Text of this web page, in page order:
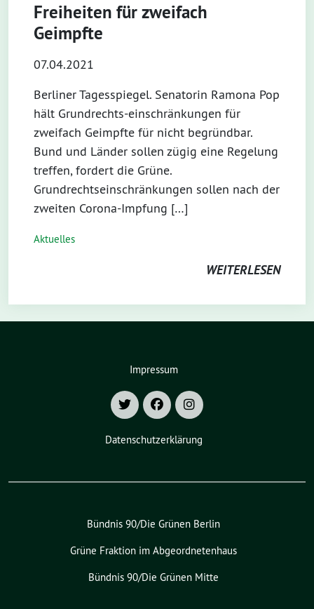
Freiheiten für zweifach
Geimpfte
07.04.2021
Berliner Tagesspiegel. Senatorin Ramona Pop
hält Grundrechts-einschränkungen für
zweifach Geimpfte für nicht begründbar.
Bund und Länder sollen zügig eine Regelung
treffen, fordert die Grüne.
Grundrechtseinschränkungen sollen nach der
zweiten Corona-Impfung […]
Aktuelles
WEITERLESEN
Impressum
Datenschutzerklärung
Bündnis 90/Die Grünen Berlin
Grüne Fraktion im Abgeordnetenhaus
Bündnis 90/Die Grünen Mitte